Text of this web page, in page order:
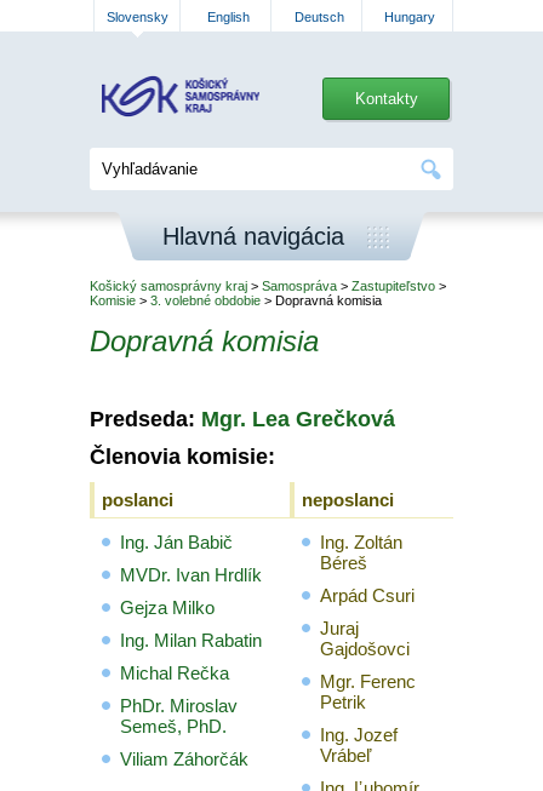
Slovensky English Deutsch Hungary
Kontakty
Hlavná navigácia
Košický samosprávny kraj > Samospráva > Zastupiteľstvo >
Komisie > 3. volebné obdobie > Dopravná komisia
Dopravná komisia
Predseda: Mgr. Lea Grečková
Členovia komisie:
poslanci neposlanci
Ing. Ján Babič
MVDr. Ivan Hrdlík
Gejza Milko
Ing. Milan Rabatin
Michal Rečka
PhDr. Miroslav
Semeš, PhD.
Viliam Záhorčák
Ing. Zoltán
Béreš
Arpád Csuri
Juraj
Gajdošovci
Mgr. Ferenc
Petrik
Ing. Jozef
Vrábeľ